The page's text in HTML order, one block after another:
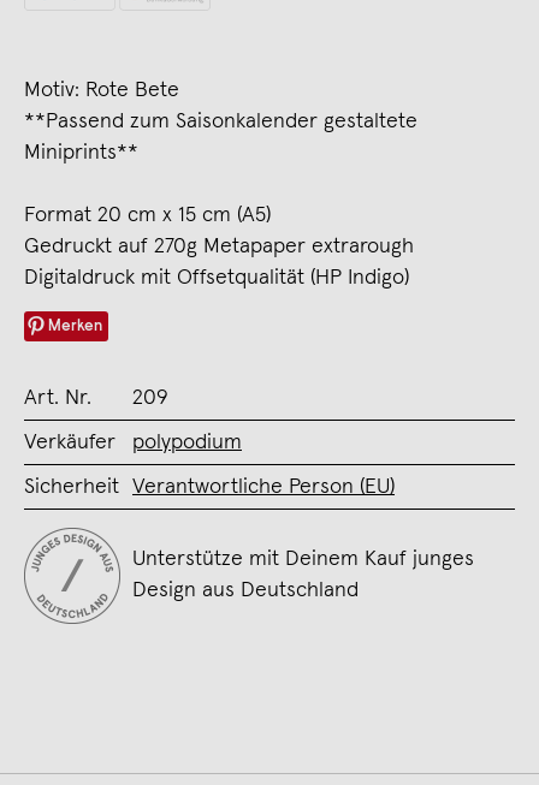
Motiv: Rote Bete
**Passend zum Saisonkalender gestaltete
Miniprints**
Format 20 cm x 15 cm (A5)
Gedruckt auf 270g Metapaper extrarough
Digitaldruck mit Offsetqualität (HP Indigo)
Merken
Art. Nr. 209
Verkäufer polypodium
Sicherheit Verantwortliche Person (EU)
Unterstütze mit Deinem Kauf junges
Design aus Deutschland